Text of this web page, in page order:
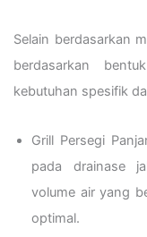
Selain berdasarkan
berdasarkan
kebutuhan spesifik
Grill Persegi
pada drainase
volume air yang
optimal.